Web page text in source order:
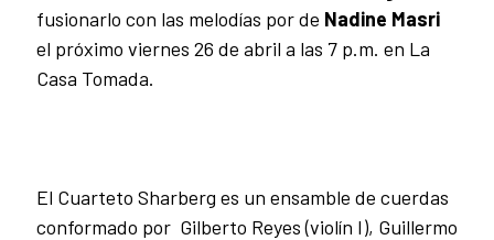
fusionarlo con las melodías por de Nadine Masri
el próximo viernes 26 de abril a las 7 p.m. en La
Casa Tomada.
El Cuarteto Sharberg es un ensamble de cuerdas
conformado por Gilberto Reyes (violín I), Guillermo